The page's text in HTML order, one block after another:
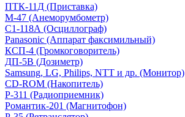
ПТК-11Д (Приставка)
М-47 (Анеморумбометр)
С1-118А (Осциллограф)
Panasonic (Аппарат факсимильный)
КСП-4 (Громкоговоритель)
ДП-5В (Дозиметр)
Samsung, LG, Philips, NTT и др. (Монитор)
CD-ROM (Накопитель)
Р-311 (Радиоприемник)
Романтик-201 (Магнитофон)